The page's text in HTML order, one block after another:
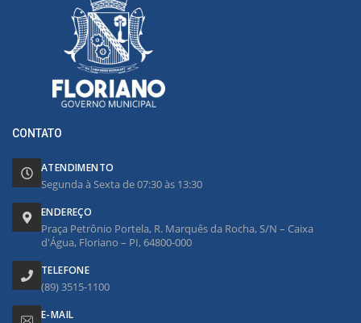
CONTATO
ATENDIMENTO
Segunda à Sexta de 07:30 às 13:30
ENDEREÇO
Praça Petrônio Portela, R. Marquês da Rocha, S/N – Caixa
d'Água, Floriano – PI, 64800-000
TELEFONE
(89) 3515-1100
E-MAIL